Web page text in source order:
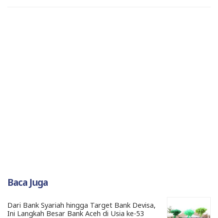
Baca Juga
Dari Bank Syariah hingga Target Bank Devisa,
Ini Langkah Besar Bank Aceh di Usia ke-53